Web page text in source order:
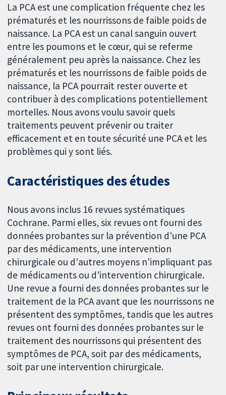
La PCA est une complication fréquente chez les
prématurés et les nourrissons de faible poids de
naissance. La PCA est un canal sanguin ouvert
entre les poumons et le cœur, qui se referme
généralement peu après la naissance. Chez les
prématurés et les nourrissons de faible poids de
naissance, la PCA pourrait rester ouverte et
contribuer à des complications potentiellement
mortelles. Nous avons voulu savoir quels
traitements peuvent prévenir ou traiter
efficacement et en toute sécurité une PCA et les
problèmes qui y sont liés.
Caractéristiques des études
Nous avons inclus 16 revues systématiques
Cochrane. Parmi elles, six revues ont fourni des
données probantes sur la prévention d'une PCA
par des médicaments, une intervention
chirurgicale ou d'autres moyens n'impliquant pas
de médicaments ou d'intervention chirurgicale.
Une revue a fourni des données probantes sur le
traitement de la PCA avant que les nourrissons ne
présentent des symptômes, tandis que les autres
revues ont fourni des données probantes sur le
traitement des nourrissons qui présentent des
symptômes de PCA, soit par des médicaments,
soit par une intervention chirurgicale.